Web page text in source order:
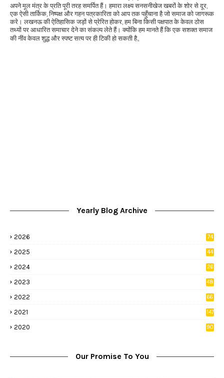
अपने मूल मंत्र के प्रति पूरी तरह समर्पित हैं। हमारा लक्ष्य सनसनीखेज खबरों के शोर से दूर,
एक ऐसी तार्किक, निष्पक्ष और गहन पत्रकारिता को आप तक पहुँचाना है जो समाज को जागरूक
करे। लखनऊ की ऐतिहासिक जड़ों से प्रेरित होकर, हम बिना किसी पक्षपात के केवल ठोस
तथ्यों पर आधारित समाचार देने का संकल्प लेते हैं। क्योंकि हम मानते हैं कि एक सशक्त समाज
की नींव केवल शुद्ध और स्पष्ट सत्य पर ही टिकी हो सकती है。
Yearly Blog Archive
2026
74
2025
44
2024
26
2023 48
2022
66
2021
147
2020
90
Our Promise To You